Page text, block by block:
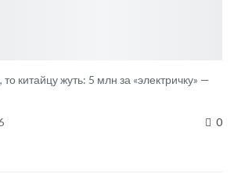
китайцу жуть: 5 млн за «электричку» —
0